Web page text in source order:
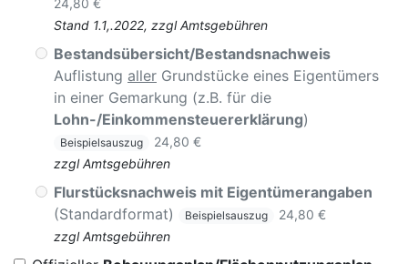
24,80 €
Stand 1.1,.2022, zzgl Amtsgebühren
Bestandsübersicht/Bestandsnachweis
Auflistung aller Grundstücke eines Eigentümers
in einer Gemarkung (z.B. für die
Lohn-/Einkommensteuererklärung)
Beispielsauszug
24,80 €
zzgl Amtsgebühren
Flurstücksnachweis mit Eigentümerangaben
(Standardformat)
Beispielsauszug
24,80 €
zzgl Amtsgebühren